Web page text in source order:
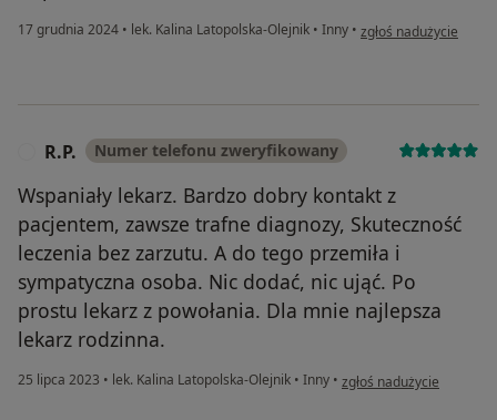
17 grudnia 2024 • lek. Kalina Latopolska-Olejnik • Inny • w opinii użytkownika
zgłoś nadużycie
R.P. Numer telefonu zweryfikowany
Wspaniały lekarz. Bardzo dobry kontakt z
pacjentem, zawsze trafne diagnozy, Skuteczność
leczenia bez zarzutu. A do tego przemiła i
sympatyczna osoba. Nic dodać, nic ująć. Po
prostu lekarz z powołania. Dla mnie najlepsza
lekarz rodzinna.
25 lipca 2023 • lek. Kalina Latopolska-Olejnik • Inny • w opinii użytkownika R.P.
zgłoś nadużycie